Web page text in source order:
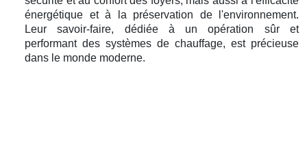
énergétique et à la préservation de l'environnement.
Leur savoir-faire, dédiée à un opération sûr et
performant des systèmes de chauffage, est précieuse
dans le monde moderne.